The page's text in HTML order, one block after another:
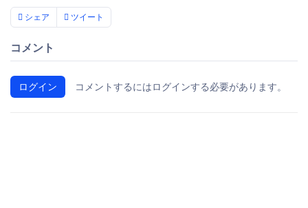
シェア ツイート
コメント
ログイン コメントするにはログインする必要があります。